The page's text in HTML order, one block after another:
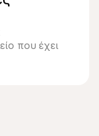
που έχει